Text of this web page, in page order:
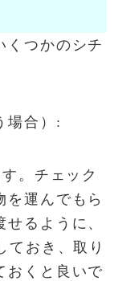
くつかのシチ
場合）:
。チェック
を運んでもら
るように、
ておき、取り
おくと良いで